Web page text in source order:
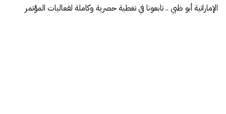
الإماراتية أبو ظبي .. تابعونا في تغطية حصرية وكاملة لفعاليات المؤتمر